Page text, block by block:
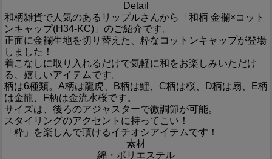
Detail
和柄雑貨で人気のあるリップルさんから「和柄 金襴×コット
ンキャップ(H34-KC)」のご紹介です。
正面に金襴生地を切り替えた、粋なコットンキャップが登場
しました！
着こなしに取り入れるだけで気軽に和をお楽しみいただけ
る、嬉しいアイテムです。
柄は6種類。A柄は龍虎、B柄は鯉、C柄は桜、D柄は扇、E柄
は金龍、F柄は金流水桜です。
サイズは、後ろのアジャスターで微調節が可能。
スタイリングのアクセントに持ってこい！
「粋」を楽しんで頂けるイチオシアイテムです！
素材
綿・ポリエステル